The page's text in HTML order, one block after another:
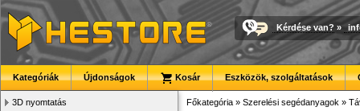
Kérdése van? »
Kategóriák Újdonságok Kosár Eszközök, szolgáltatások
3D nyomtatás
Főkategória » Szerelési segédanyagok »